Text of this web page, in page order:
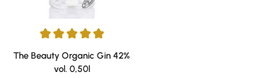
Durchschnittliche Bewertung von 5 von 5 Sternen
The Beauty Organic Gin 42%
vol. 0,50l